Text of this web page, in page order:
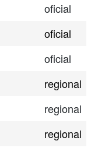
oficial
oficial
oficial
regional
regional
regional